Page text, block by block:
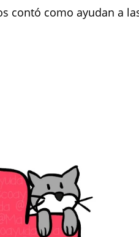
contó como ayudan a